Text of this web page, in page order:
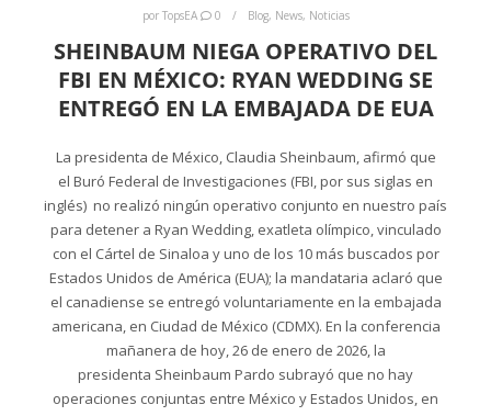
por TopsEA 0 Blog, News, Noticias
SHEINBAUM NIEGA OPERATIVO DEL
FBI EN MÉXICO: RYAN WEDDING SE
ENTREGÓ EN LA EMBAJADA DE EUA
La presidenta de México, Claudia Sheinbaum, afirmó que
el Buró Federal de Investigaciones (FBI, por sus siglas en
inglés) no realizó ningún operativo conjunto en nuestro país
para detener a Ryan Wedding, exatleta olímpico, vinculado
con el Cártel de Sinaloa y uno de los 10 más buscados por
Estados Unidos de América (EUA); la mandataria aclaró que
el canadiense se entregó voluntariamente en la embajada
americana, en Ciudad de México (CDMX). En la conferencia
mañanera de hoy, 26 de enero de 2026, la
presidenta Sheinbaum Pardo subrayó que no hay
operaciones conjuntas entre México y Estados Unidos, en